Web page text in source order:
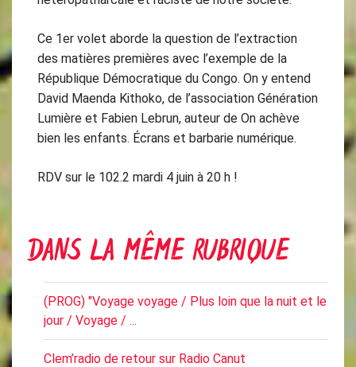
Ce 1er volet aborde la question de l’extraction
des matières premières avec l’exemple de la
République Démocratique du Congo. On y entend
David Maenda Kithoko, de l’association Génération
Lumière et Fabien Lebrun, auteur de On achève
bien les enfants. Écrans et barbarie numérique.
RDV sur le 102.2 mardi 4 juin à 20 h !
DANS LA MÊME RUBRIQUE
(PROG) "Voyage voyage / Plus loin que la nuit et le
jour / Voyage / ...
Clem’radio de retour sur Radio Canut